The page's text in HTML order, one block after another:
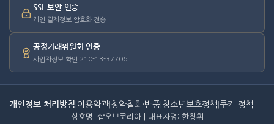
SSL 보안 인증
개인·결제정보 암호화 전송
공정거래위원회 인증
사업자정보 확인 210-13-37706
개인정보 처리방침 이용약관 청약철회·반품 청소년보호정책 쿠키 정책
상호명: 샵오브코리아 | 대표자명: 한창휘